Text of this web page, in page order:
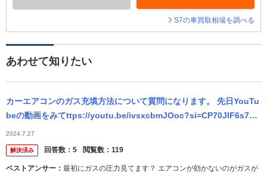
S7の車買取相場を調べる
あわせて知りたい
カーエアコンのガス充填方法について質問になります。 先日YouTu
beの動画をみてttps://youtu.be/ivsxcbmJOoc?si=CP70JlF6s7uy
lFsL ガスの充填をし...
2024.7.27
解決済み 回答数： 5 閲覧数： 119
ベストアンサー： 最初にガスの圧力見てます？ エアコンが効かないのがガスが